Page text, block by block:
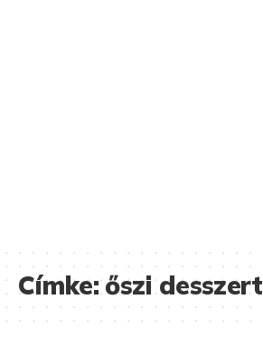
Címke:őszi desszert